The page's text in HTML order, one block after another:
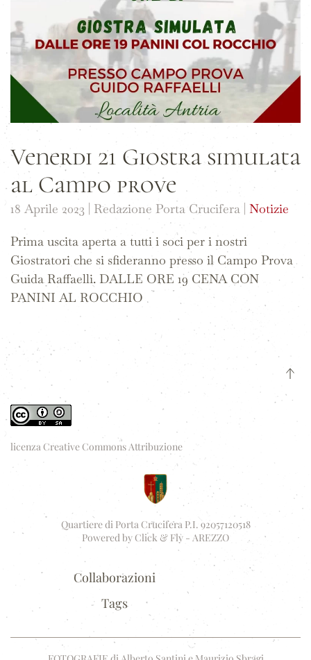
Venerdi 21 Giostra simulata
al Campo prove
18 Aprile 2023 | Redazione Porta Crucifera | Notizie
Prima uscita aperta a tutti i soci per i nostri
Giostratori che si sfideranno presso il Campo Prova
Guida Raffaelli. DALLE ORE 19 CENA CON
PANINI AL ROCCHIO
licenza Creative Commons Attribuzione
Quartiere di Porta Crucifera P.I. 92057120518
Powered byClick & Fly - AREZZO
Collaborazioni
Tags